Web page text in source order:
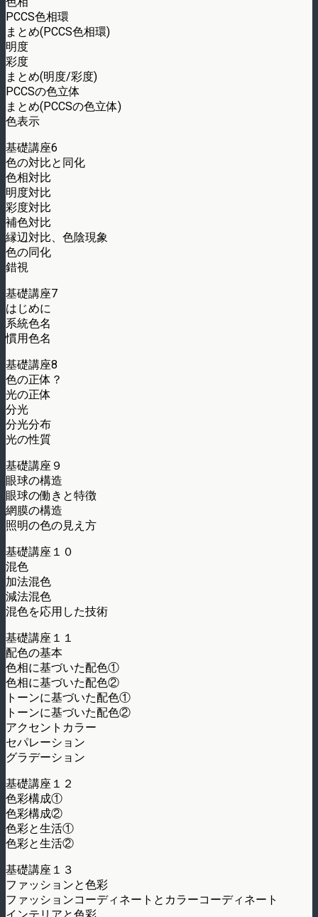
PCCS色相環
まとめ(PCCS色相環)
明度
彩度
まとめ(明度/彩度)
PCCSの色立体
まとめ(PCCSの色立体)
色表示
基礎講座6
色の対比と同化
色相対比
明度対比
彩度対比
補色対比
縁辺対比、色陰現象
色の同化
錯視
基礎講座7
はじめに
系統色名
慣用色名
基礎講座8
色の正体？
光の正体
分光
分光分布
光の性質
基礎講座９
眼球の構造
眼球の働きと特徴
網膜の構造
照明の色の見え方
基礎講座１０
混色
加法混色
減法混色
混色を応用した技術
基礎講座１１
配色の基本
色相に基づいた配色①
色相に基づいた配色②
トーンに基づいた配色①
トーンに基づいた配色②
アクセントカラー
セパレーション
グラデーション
基礎講座１２
色彩構成①
色彩構成②
色彩と生活①
色彩と生活②
基礎講座１３
ファッションと色彩
ファッションコーディネートとカラーコーディネート